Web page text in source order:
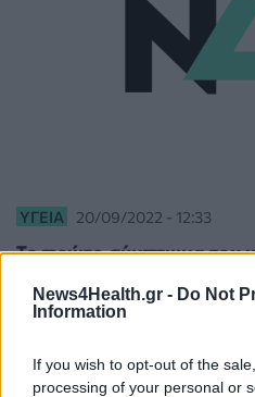
News4Health.gr - Do Not
Information
If you wish to opt-out of the
processing of your personal or
ΥΓΕΊΑ 20/09/2022 - 12:33
Το πρώτο σύμπτωμα του